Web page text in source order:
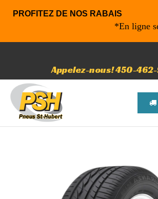
PROFITEZ DE NOS RABAIS
*En ligne
Appelez-nous! 450-